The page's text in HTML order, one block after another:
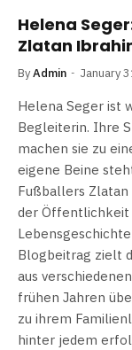
Helena
Zlatan
ByAdmin January
Helena Seger ist
Begleiterin. Ihre
machen sie zu
eigene Beine
Fußballers
der Öffentlichkeit
Blogbeitrag zielt
aus
frühen Jahren
zu ihrem
hinter jedem